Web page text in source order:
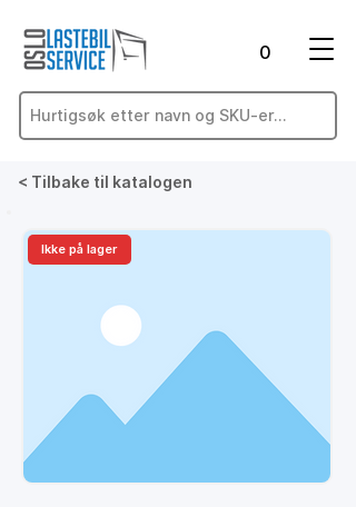
0
< Tilbake til katalogen
På lager
Ikke på lager